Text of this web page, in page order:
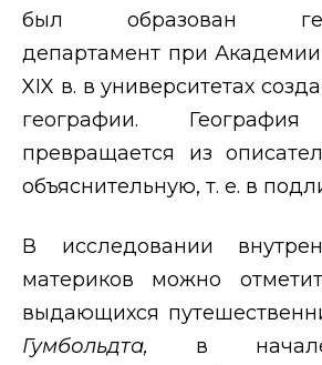
был образован
департамент при
XIX в. в университетах
географии. География
превращается из
объяснительную, т. е. в
В исследовании
материков можно
выдающихся
Гумбольдта, в